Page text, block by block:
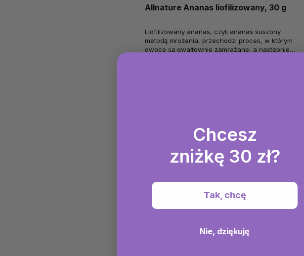
Allnature Ananas liofilizowany, 30 g
Liofilizowany ananas, czyli ananas suszony
metodą mrożenia, przechodzi proces, w którym
owoce są gwałtownie zamrażane, a następnie
Chcesz
zniżkę 30 zł?
Tak, chcę
Nie, dziękuję